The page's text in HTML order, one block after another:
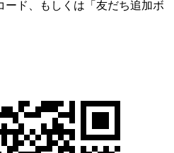
ード、もしくは「友だち追加ボ